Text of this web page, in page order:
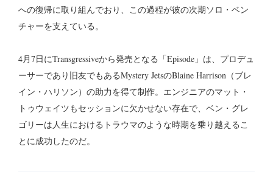
への復帰に取り組んでおり、この過程が彼の次期ソロ・ベン
チャーを支えている。
4月7日にTransgressiveから発売となる「Episode」は、プロデュ
ーサーであり旧友でもあるMystery JetsのBlaine Harrison（ブレ
イン・ハリソン）の助力を得て制作。エンジニアのマット・
トゥウェイツもセッションに欠かせない存在で、ベン・グレ
ゴリーは人生におけるトラウマのような時期を乗り越えるこ
とに成功したのだ。